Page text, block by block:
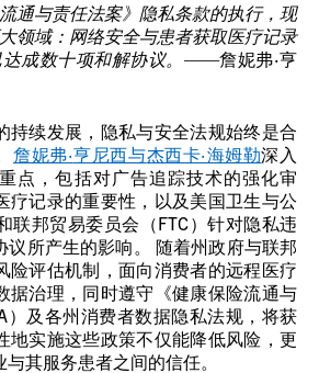
通与责任法案》隐私条款的执行，现
领域：网络安全与患者获取医疗记录
成数十项和解协议。 ——詹妮弗·亨
持续发展，隐私与安全法规始终是合
詹妮弗·亨尼西与杰西卡·海姆勒深入
点，包括对广告追踪技术的强化审
疗记录的重要性，以及美国卫生与公
联邦贸易委员会（FTC）针对隐私违
议所产生的影响。 随着州政府与联邦
险评估机制，面向消费者的远程医疗
据治理，同时遵守《健康保险流通与
）及各州消费者数据隐私法规，将获
地实施这些政策不仅能降低风险，更
其服务患者之间的信任。